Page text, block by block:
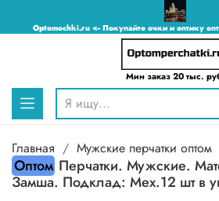
Optomochki.ru <-- Покупайте очки и оптику
Мин заказ 20 тыс.
Главная Мужские перчатки оптом
Оптом Перчатки. Мужские.
Замша. Подклад: Мех.12 шт в